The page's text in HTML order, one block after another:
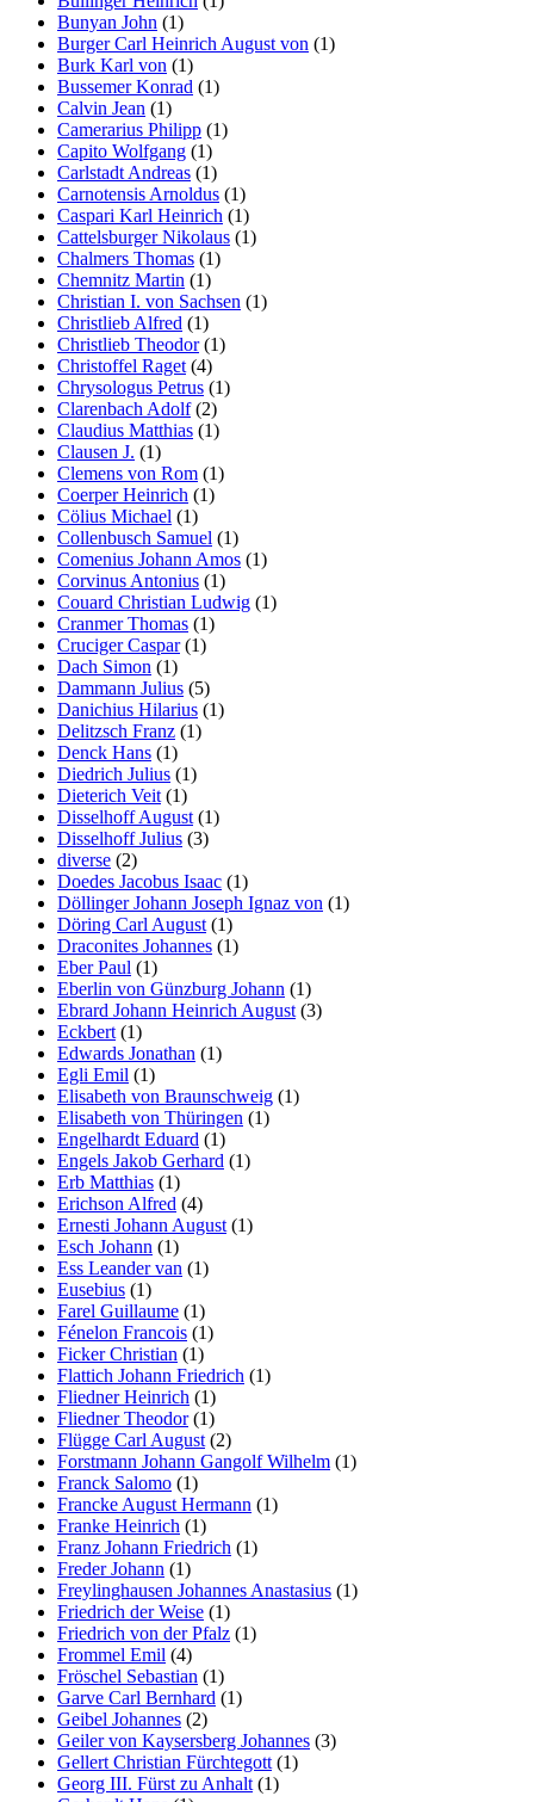
Bunyan John (1)
Burger Carl Heinrich August von (1)
Burk Karl von (1)
Bussemer Konrad (1)
Calvin Jean (1)
Camerarius Philipp (1)
Capito Wolfgang (1)
Carlstadt Andreas (1)
Carnotensis Arnoldus (1)
Caspari Karl Heinrich (1)
Cattelsburger Nikolaus (1)
Chalmers Thomas (1)
Chemnitz Martin (1)
Christian I. von Sachsen (1)
Christlieb Alfred (1)
Christlieb Theodor(1)
Christoffel Raget (4)
Chrysologus Petrus (1)
Clarenbach Adolf(2)
Claudius Matthias (1)
Clausen J. (1)
Clemens von Rom (1)
Coerper Heinrich (1)
Cölius Michael (1)
Collenbusch Samuel (1)
Comenius Johann Amos (1)
Corvinus Antonius (1)
Couard Christian Ludwig (1)
Cranmer Thomas (1)
Cruciger Caspar(1)
Dach Simon (1)
Dammann Julius (5)
Danichius Hilarius (1)
Delitzsch Franz (1)
Denck Hans (1)
Diedrich Julius (1)
Dieterich Veit (1)
Disselhoff August (1)
Disselhoff Julius (3)
diverse (2)
Doedes Jacobus Isaac (1)
Döllinger Johann Joseph Ignaz von (1)
Döring Carl August (1)
Draconites Johannes (1)
Eber Paul (1)
Eberlin von Günzburg Johann (1)
Ebrard Johann Heinrich August (3)
Eckbert (1)
Edwards Jonathan (1)
Egli Emil (1)
Elisabeth von Braunschweig (1)
Elisabeth von Thüringen (1)
Engelhardt Eduard (1)
Engels Jakob Gerhard (1)
Erb Matthias (1)
Erichson Alfred (4)
Ernesti Johann August (1)
Esch Johann (1)
Ess Leander van (1)
Eusebius (1)
Farel Guillaume (1)
Fénelon Francois (1)
Ficker Christian (1)
Flattich Johann Friedrich (1)
Fliedner Heinrich (1)
Fliedner Theodor(1)
Flügge Carl August (2)
Forstmann Johann Gangolf Wilhelm (1)
Franck Salomo (1)
Francke August Hermann (1)
Franke Heinrich (1)
Franz Johann Friedrich (1)
Freder Johann (1)
Freylinghausen Johannes Anastasius (1)
Friedrich der Weise (1)
Friedrich von der Pfalz (1)
Frommel Emil (4)
Fröschel Sebastian (1)
Garve Carl Bernhard (1)
Geibel Johannes (2)
Geiler von Kaysersberg Johannes (3)
Gellert Christian Fürchtegott (1)
Georg III. Fürst zu Anhalt (1)